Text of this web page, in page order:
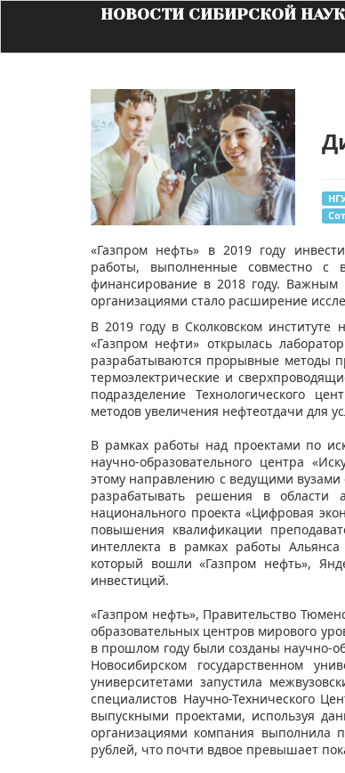
НОВОСТИ СИБИРСКОЙ
​«Газпром нефть» в 2019 году
работы, выполненные совместно
финансирование в 2018 году.
организациями стало расширение
В 2019 году в Сколковском институте
«Газпром нефти» открылась
разрабатываются прорывные методы
термоэлектрические и
подразделение Технологического
методов увеличения нефтеотдачи для
В рамках работы над проектами по
научно-образовательного центра
этому направлению с ведущими
разрабатывать решения в области
национального проекта «Цифровая
повышения квалификации
интеллекта в рамках работы
который вошли «Газпром нефть»,
инвестиций.
«Газпром нефть», Правительство
образовательных центров мирового
в прошлом году были созданы научно-
Новосибирском государственном
университетами запустила
специалистов Научно-Технического
выпускными проектами, используя
организациями компания выполнила
рублей, что почти вдвое превышает